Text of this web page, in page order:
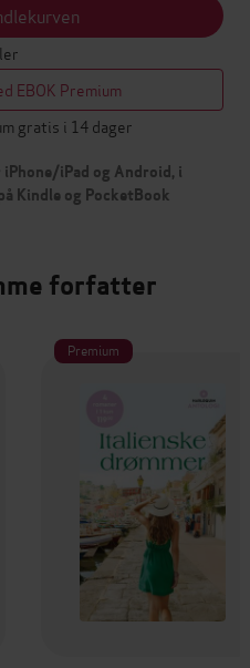
EBOK Premium
gratis i 14 dager
iPad og Android, i
Kindle og PocketBook
forfatter
Premium